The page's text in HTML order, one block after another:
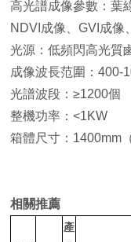
高光譜成像參數：葉
NDVI成像、GVI成像
光源：低頻閃高光質
成像波長范圍：400-
光譜波段：≥1200個
整機功率：<1KW
箱體尺寸：1400mm
相關推薦
產